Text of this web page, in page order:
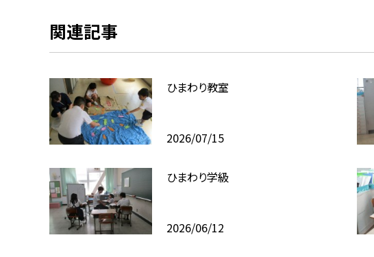
関連記事
ひまわり教室
2026/07/15
ひまわり学級
2026/06/12